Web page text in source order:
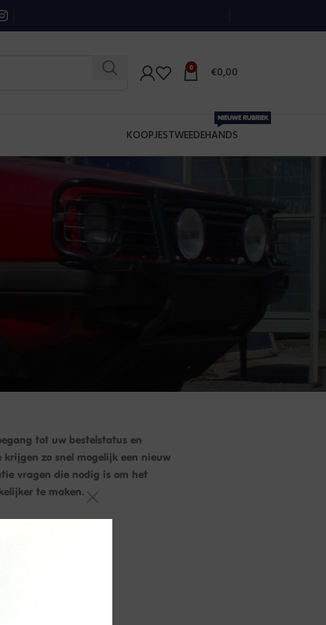
0 €0,00
KOOPJESTWEEDEHANDS
NIEUWE RUBRIEK
tot uw bestelstatus en
zo snel mogelijk een nieuw
vragen die nodig is om het
te maken.